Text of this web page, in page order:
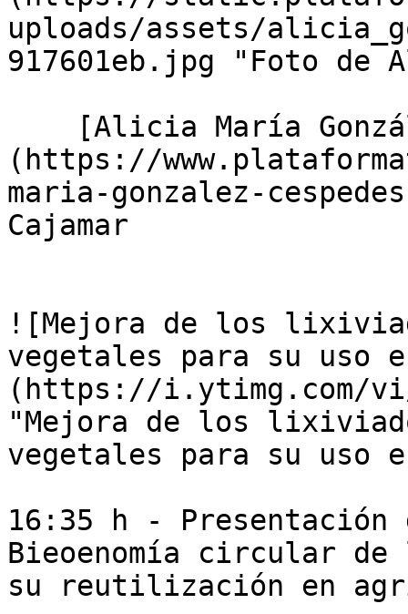
uploads/assets/
917601eb.jpg "Foto de
(https://
maria-gonzalez-
Cajamar
![Mejora de los
vegetales para su uso
(https://i.ytimg.com/vi/
"Mejora de los
vegetales para su uso
16:35 h - Presentación
Bieoenomía circular
su reutilización en